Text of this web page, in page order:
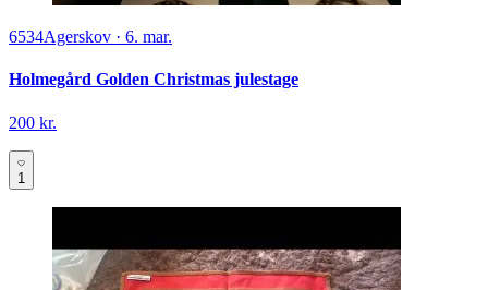
6534Agerskov · 6. mar.
Holmegård Golden Christmas julestage
200 kr.
1